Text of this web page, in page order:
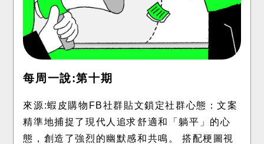
每周一說:第十期
來源:蝦皮購物FB社群貼文鎖定社群心態：文案
精準地捕捉了現代人追求舒適和「躺平」的心
態，創造了強烈的幽默感和共鳴。 搭配梗圖視